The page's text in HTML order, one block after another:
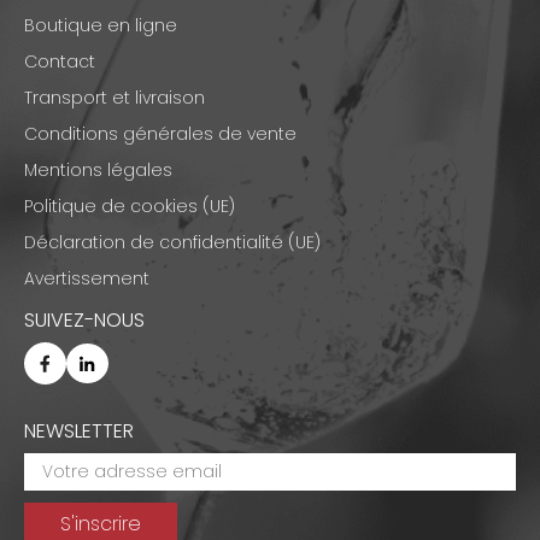
Boutique en ligne
Contact
Transport et livraison
Conditions générales de vente
Mentions légales
Politique de cookies (UE)
Déclaration de confidentialité (UE)
Avertissement
SUIVEZ-NOUS
NEWSLETTER